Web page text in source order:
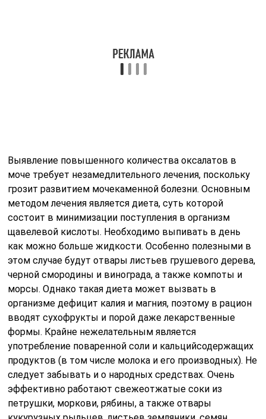
щавелевой кислоты. Необходимо выпивать в день
как можно больше жидкости. Особенно полезными в
употребление поваренной соли и кальцийсодержащих
продуктов (в том числе молока и его производных). Не
следует забывать и о народных средствах. Очень
эффективно работают свежеотжатые соки из
петрушки, моркови, рябины, а также отвары
кукурузных рыльцев, листьев земляники, семян
укропа и других трав, способствующих выведению
солей из организма.
Итак, резюмируя вышесказанное, при возникновении
подозрений на нарушения работы мочеполовой и
почечной системы, не торопитесь делать резкие
выводы, а просто сдайте общий анализ мочи на соли.
Если допустимые концентрации солей не превышены,
то подозрения можно снимать. В противном случае
для выяснения специфики заболевания врач назначает
анализ мочи на суточные соли. В любом случае
независимо от вашего самочувствия,